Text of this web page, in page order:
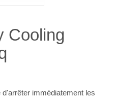
Cooling
immédiatement les